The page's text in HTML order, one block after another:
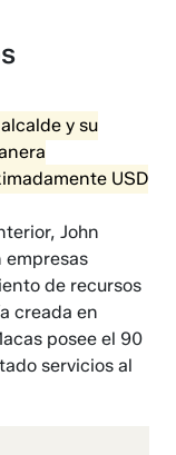
y su
USD
John
empresas
de recursos
creada en
posee el 90
servicios al